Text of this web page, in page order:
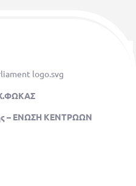
– ΕΝΩΣΗ ΚΕΝΤΡΩΩΝ